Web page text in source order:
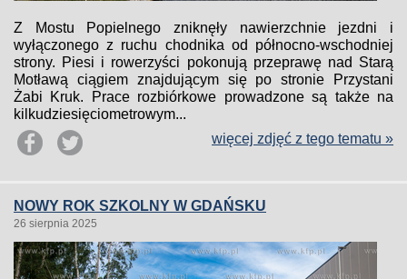
Z Mostu Popielnego zniknęły nawierzchnie jezdni i
wyłączonego z ruchu chodnika od północno-wschodniej
strony. Piesi i rowerzyści pokonują przeprawę nad Starą
Motławą ciągiem znajdującym się po stronie Przystani
Żabi Kruk. Prace rozbiórkowe prowadzone są także na
kilkudziesięciometrowym...
więcej zdjęć z tego tematu »
NOWY ROK SZKOLNY W GDAŃSKU
26 sierpnia 2025